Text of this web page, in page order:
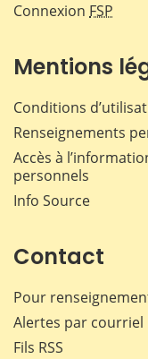
Connexion FSP
Mentions
Conditions
Renseignements
Accès à
personnels
Info Source
Contact
Pour
Alertes par courriel
Fils RSS